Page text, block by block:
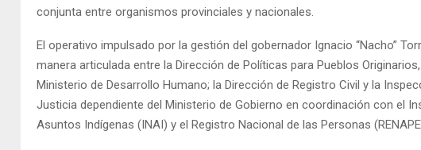
conjunta entre organismos provinciales y nacionales.
El operativo impulsado por la gestión del gobernador Ignacio “Nacho”
manera articulada entre la Dirección de Políticas para Pueblos
Ministerio de Desarrollo Humano; la Dirección de Registro Civil y la
Justicia dependiente del Ministerio de Gobierno en coordinación con el
Asuntos Indígenas (INAI) y el Registro Nacional de las Personas